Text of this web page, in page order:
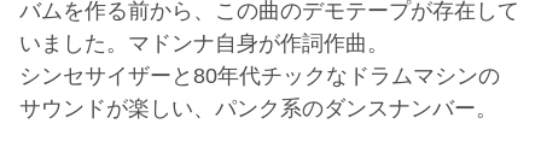
バムを作る前から、この曲のデモテープが存在して
いました。マドンナ自身が作詞作曲。
シンセサイザーと80年代チックなドラムマシンの
サウンドが楽しい、パンク系のダンスナンバー。